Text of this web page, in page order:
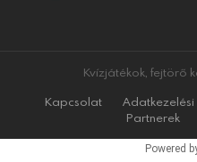
Kvízjátékok, fejtörő
Kapcsolat
Partnerek
Powered